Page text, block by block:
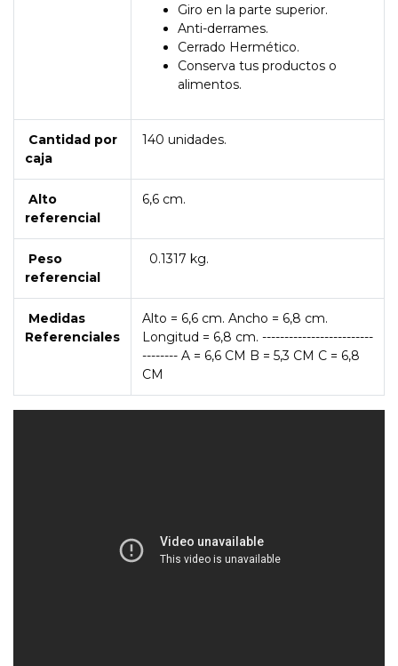
Giro en la parte superior.
Anti-derrames.
Cerrado Hermético.
Conserva tus productos o
alimentos.
Cantidad por
caja
140 unidades.
Alto
referencial
6,6 cm.
Peso
referencial
0.1317 kg.
Medidas
Referenciales
Alto = 6,6 cm. Ancho = 6,8 cm.
Longitud = 6,8 cm. -------------------------
-------- A = 6,6 CM B = 5,3 CM C = 6,8
CM